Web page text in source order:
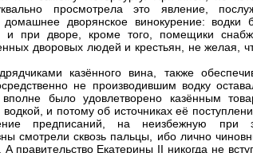
просмотрела это явление,
дворянское винокурение: водки
и при дворе, кроме того, помещики
дворовых людей и крестьян, не желая,
казённого вина, также
не производившим водку
было удовлетворено казённым
и потому об источниках её
предписаний, на неизбежную при
смотрели сквозь пальцы, ибо лично
А правительство Екатерины II никогда не